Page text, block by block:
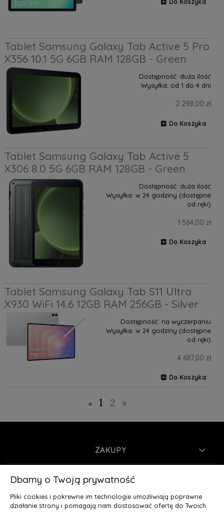
Do Koszyka
Tablet Samsung Galaxy Tab Active 5 Pro
X356 10.1 5G 6GB RAM 128GB - Green
Dostępność: duża ilość
Wysyłka: od 1 do 4 dni
2 298,00 zł
Do Koszyka
Tablet Samsung Galaxy Tab Active 5
X306 8.0 5G 6GB RAM 128GB - Green
Dostępność: duża ilość
Wysyłka: w 24 godziny (dostępne
od ręki)
1 564,00 zł
Do Koszyka
Tablet Samsung Galaxy Tab S11 Ultra
X930 WiFi 14.6 12GB RAM 256GB - Silver
Dostępność: na wyczerpaniu
Wysyłka: w 24 godziny (dostępne
od ręki)
4 687,00 zł
Do Koszyka
« 1 2 »
ZAKUPY
INFORMACJE
MOJE KONTO
Dbamy o Twoją prywatność
Pliki cookies i pokrewne im technologie umożliwiają poprawne
działanie strony i pomagają nam dostosować ofertę do Twoich